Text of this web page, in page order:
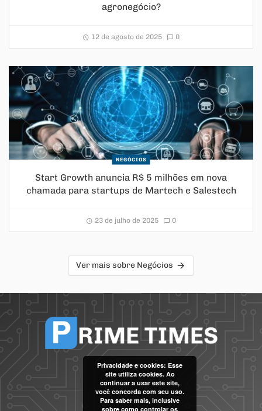
agronegócio?
12 de agosto de 2025 0
NEGÓCIOS
Start Growth anuncia R$ 5 milhões em nova
chamada para startups de Martech e Salestech
23 de julho de 2025 0
Ver mais sobre Negócios
Privacidade e cookies: Esse
site utiliza cookies. Ao
continuar a usar este site,
você concorda com seu uso.
Para saber mais, inclusive
sobre como controlar os